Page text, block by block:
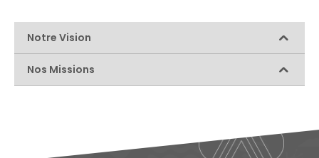
Notre Vision
Nos Missions